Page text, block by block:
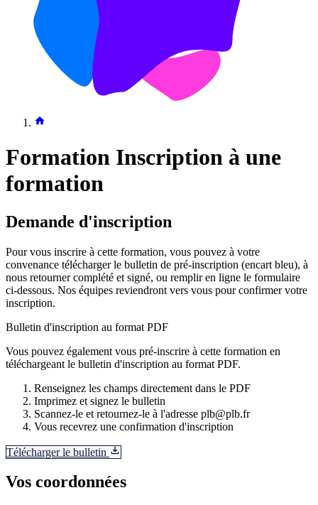
Formation Inscription à une
formation
Demande d'inscription
Pour vous inscrire à cette formation, vous pouvez à votre
convenance télécharger le bulletin de pré-inscription (encart bleu), à
nous retourner complété et signé, ou remplir en ligne le formulaire
ci-dessous. Nos équipes reviendront vers vous pour confirmer votre
inscription.
Bulletin d'inscription au format PDF
Vous pouvez également vous pré-inscrire à cette formation en
téléchargeant le bulletin d'inscription au format PDF.
Renseignez les champs directement dans le PDF
Imprimez et signez le bulletin
Scannez-le et retournez-le à l'adresse plb@plb.fr
Vous recevrez une confirmation d'inscription
Télécharger le bulletin
Vos coordonnées